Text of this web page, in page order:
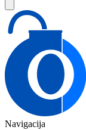
Navigacija